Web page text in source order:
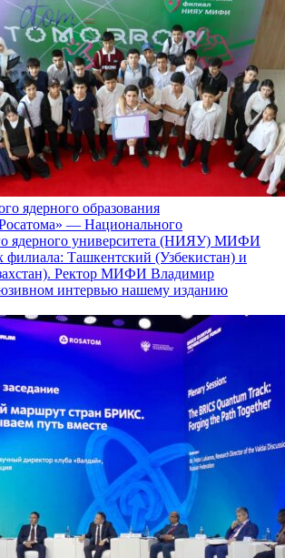
ядерного образования
— Национального
ядерного университета (НИЯУ) МИФИ
Ташкентский (Узбекистан) и
Ректор МИФИ Владимир
интервью нашему изданию